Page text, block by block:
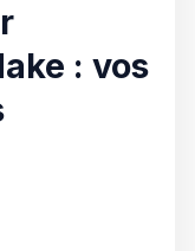
: vos